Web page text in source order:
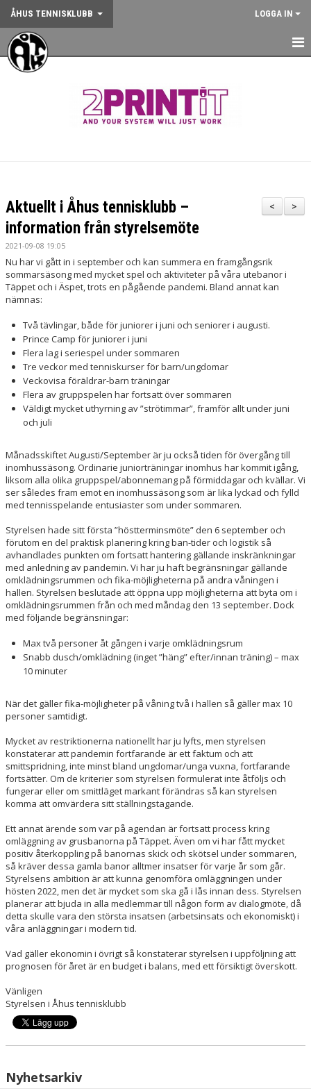
ÅHUS TENNISKLUBB LOGGA IN
HEM
ANMÄLAN AKTIVITET
KALENDER
GYM
ÅTK TRÄNINGSVERKSAMHET
>
<
Aktuellt i Åhus tennisklubb –
information från styrelsemöte
2021-09-08 19:05
Nu har vi gått in i september och kan summera en framgångsrik
sommarsäsong med mycket spel och aktiviteter på våra utebanor i
Täppet och i Äspet, trots en pågående pandemi. Bland annat kan
nämnas:
Två tävlingar, både för juniorer i juni och seniorer i augusti.
Prince Camp för juniorer i juni
Flera lag i seriespel under sommaren
Tre veckor med tenniskurser för barn/ungdomar
Veckovisa föräldrar-barn träningar
Flera av gruppspelen har fortsatt över sommaren
Väldigt mycket uthyrning av ”strötimmar”, framför allt under juni
och juli
Månadsskiftet Augusti/September är ju också tiden för övergång till
inomhussäsong. Ordinarie juniorträningar inomhus har kommit igång,
liksom alla olika gruppspel/abonnemang på förmiddagar och kvällar. Vi
ser således fram emot en inomhussäsong som är lika lyckad och fylld
med tennisspelande entusiaster som under sommaren.
Styrelsen hade sitt första ”höstterminsmöte” den 6 september och
förutom en del praktisk planering kring ban-tider och logistik så
avhandlades punkten om fortsatt hantering gällande inskränkningar
med anledning av pandemin. Vi har ju haft begränsningar gällande
omklädningsrummen och fika-möjligheterna på andra våningen i
hallen. Styrelsen beslutade att öppna upp möjligheterna att byta om i
omklädningsrummen från och med måndag den 13 september. Dock
med följande begränsningar:
Max två personer åt gången i varje omklädningsrum
Snabb dusch/omklädning (inget ”häng” efter/innan träning) – max
10 minuter
När det gäller fika-möjligheter på våning två i hallen så gäller max 10
personer samtidigt.
Mycket av restriktionerna nationellt har ju lyfts, men styrelsen
konstaterar att pandemin fortfarande är ett faktum och att
smittspridning, inte minst bland ungdomar/unga vuxna, fortfarande
fortsätter. Om de kriterier som styrelsen formulerat inte åtföljs och
fungerar eller om smittläget markant förändras så kan styrelsen
komma att omvärdera sitt ställningstagande.
Ett annat ärende som var på agendan är fortsatt process kring
omläggning av grusbanorna på Täppet. Även om vi har fått mycket
positiv återkoppling på banornas skick och skötsel under sommaren,
så kräver dessa gamla banor alltmer insatser för varje år som går.
Styrelsens ambition är att kunna genomföra omläggningen under
hösten 2022, men det är mycket som ska gå i lås innan dess. Styrelsen
planerar att bjuda in alla medlemmar till någon form av dialogmöte, då
detta skulle vara den största insatsen (arbetsinsats och ekonomiskt) i
våra anläggningar i modern tid.
Vad gäller ekonomin i övrigt så konstaterar styrelsen i uppföljning att
prognosen för året är en budget i balans, med ett försiktigt överskott.
Vänligen
Styrelsen i Åhus tennisklubb
Nyhetsarkiv